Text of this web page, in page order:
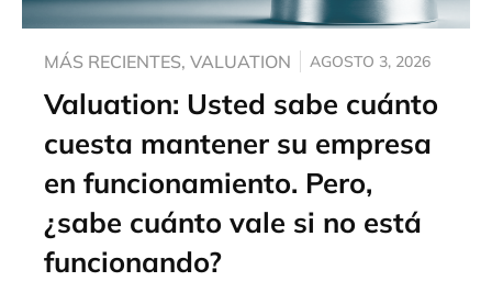
MÁS RECIENTES, VALUATION AGOSTO 3, 2026
Valuation: Usted sabe cuánto
cuesta mantener su empresa
en funcionamiento. Pero,
¿sabe cuánto vale si no está
funcionando?